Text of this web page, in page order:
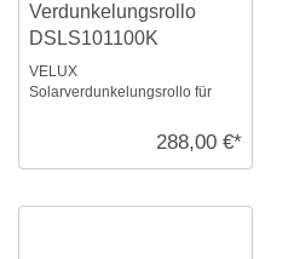
Verdunkelungsrollo
DSLS101100K
VELUX
Solarverdunkelungsrollo für
alu Schiene, io-homecontrol
288,00 €*